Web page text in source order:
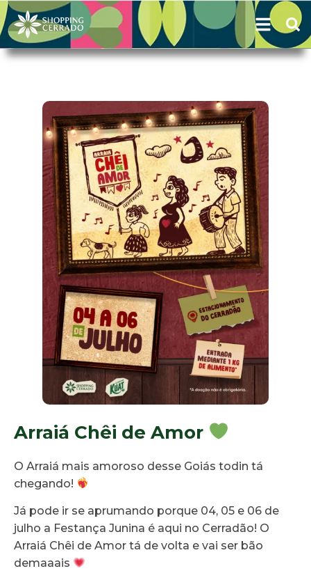
Arraiá Chêi de Amor
O Arraiá mais amoroso desse Goiás todin tá
chegando!
Já pode ir se aprumando porque 04, 05 e 06 de
julho a Festança Junina é aqui no Cerradão! O
Arraiá Chêi de Amor tá de volta e vai ser bão
demaaais